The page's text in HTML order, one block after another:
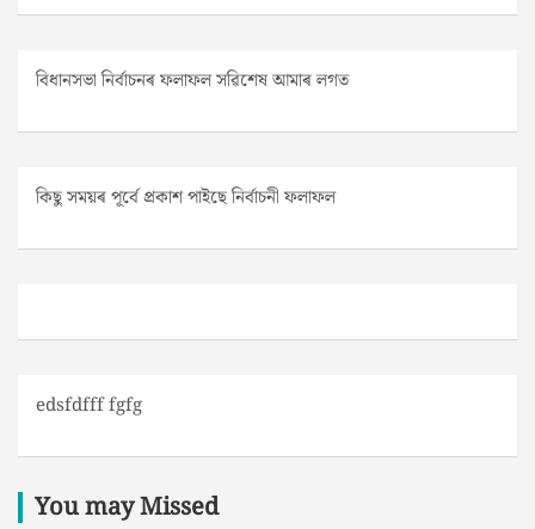
বিধানসভা নিৰ্বাচনৰ ফলাফল সৱিশেষ আমাৰ লগত
কিছু সময়ৰ পূৰ্বে প্ৰকাশ পাইছে নিৰ্বাচনী ফলাফল
edsfdfff fgfg
You may Missed